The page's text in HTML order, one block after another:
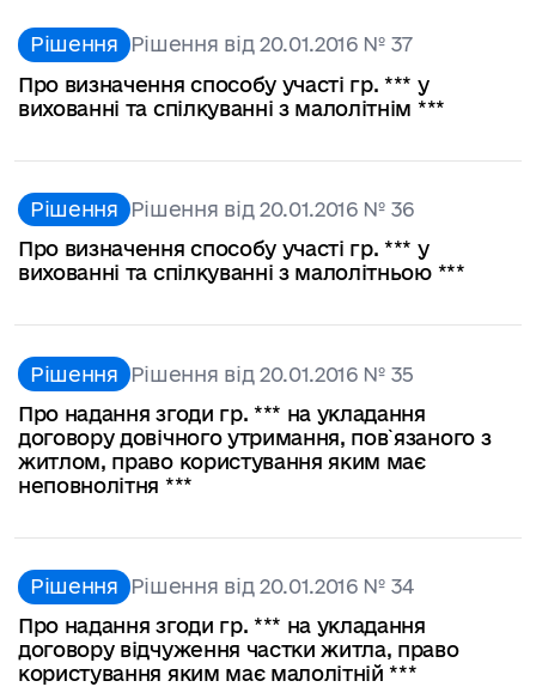
Рішення Рішення від 20.01.2016 № 37
Про визначення способу участі гр. *** у
вихованні та спілкуванні з малолітнім ***
Рішення Рішення від 20.01.2016 № 36
Про визначення способу участі гр. *** у
вихованні та спілкуванні з малолітньою ***
Рішення Рішення від 20.01.2016 № 35
Про надання згоди гр. *** на укладання
договору довічного утримання, пов`язаного з
житлом, право користування яким має
неповнолітня ***
Рішення Рішення від 20.01.2016 № 34
Про надання згоди гр. *** на укладання
договору відчуження частки житла, право
користування яким має малолітній ***